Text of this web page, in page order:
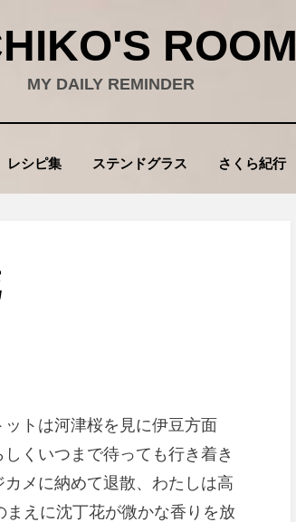
ROOM
MY DAILY REMINDER
レシピ集 ステンドグラス さくら紀行
トは河津桜を見に伊豆方面
くいつまで待っても行き着き
メに納めて退散、わたしは高
えに沈丁花が微かな香りを放